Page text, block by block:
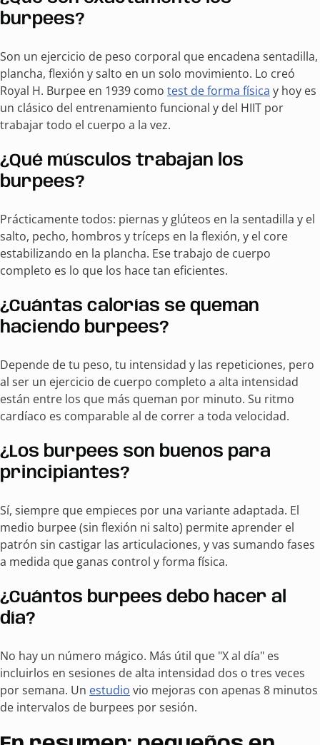
burpees?
Son un ejercicio de peso corporal que encadena sentadilla,
plancha, flexión y salto en un solo movimiento. Lo creó
Royal H. Burpee en 1939 como test de forma física y hoy es
un clásico del entrenamiento funcional y del HIIT por
trabajar todo el cuerpo a la vez.
¿Qué músculos trabajan los
burpees?
Prácticamente todos: piernas y glúteos en la sentadilla y el
salto, pecho, hombros y tríceps en la flexión, y el core
estabilizando en la plancha. Ese trabajo de cuerpo
completo es lo que los hace tan eficientes.
¿Cuántas calorías se queman
haciendo burpees?
Depende de tu peso, tu intensidad y las repeticiones, pero
al ser un ejercicio de cuerpo completo a alta intensidad
están entre los que más queman por minuto. Su ritmo
cardíaco es comparable al de correr a toda velocidad.
¿Los burpees son buenos para
principiantes?
Sí, siempre que empieces por una variante adaptada. El
medio burpee (sin flexión ni salto) permite aprender el
patrón sin castigar las articulaciones, y vas sumando fases
a medida que ganas control y forma física.
¿Cuántos burpees debo hacer al
día?
No hay un número mágico. Más útil que "X al día" es
incluirlos en sesiones de alta intensidad dos o tres veces
por semana. Un estudio vio mejoras con apenas 8 minutos
de intervalos de burpees por sesión.